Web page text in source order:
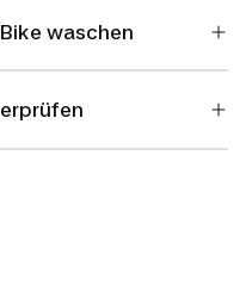
waschen